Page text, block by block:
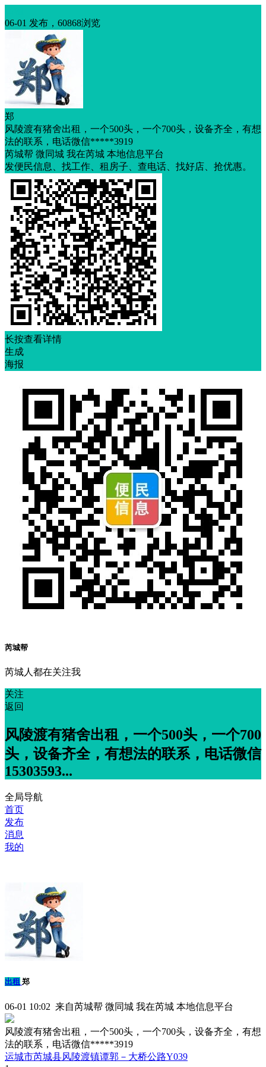
06-01 发布，60868浏览
郑
风陵渡有猪舍出租，一个500头，一个700头，设备齐全，有想
法的联系，电话微信*****3919
芮城帮 微同城 我在芮城 本地信息平台
发便民信息、找工作、租房子、查电话、找好店、抢优惠。
长按查看详情
生成
海报
芮城帮
芮城人都在关注我
关注
返回
风陵渡有猪舍出租，一个500头，一个700
头，设备齐全，有想法的联系，电话微信
15303593...
全局导航
首页
发布
消息
我的
出租 郑
06-01 10:02 来自芮城帮 微同城 我在芮城 本地信息平台
风陵渡有猪舍出租，一个500头，一个700头，设备齐全，有想
法的联系，电话微信*****3919
运城市芮城县风陵渡镇谭郭－大桥公路Y039